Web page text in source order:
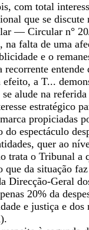
com total
que se discute
— Circular n°
na falta de uma
e o
recorrente
efeito, a T...
se alude na
estratégico
propiciadas
do espectáculo
quer ao
trata o Tribunal a
que da situação
Direcção-Geral
20% da
e justiça e